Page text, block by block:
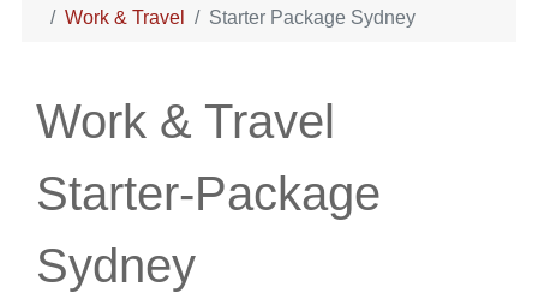
Work & Travel
Starter Package Sydney
Work & Travel
Starter-Package
Sydney